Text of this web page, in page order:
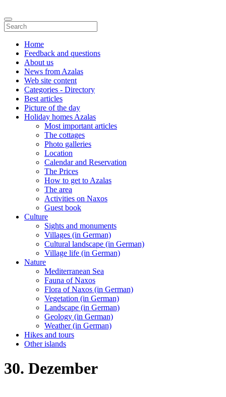
Home
Feedback and questions
About us
News from Azalas
Web site content
Categories - Directory
Best articles
Picture of the day
Holiday homes Azalas
Most important articles
The cottages
Photo galleries
Location
Calendar and Reservation
The Prices
How to get to Azalas
The area
Activities on Naxos
Guest book
Culture
Sights and monuments
Villages (in German)
Cultural landscape (in German)
Village life (in German)
Nature
Mediterranean Sea
Fauna of Naxos
Flora of Naxos (in German)
Vegetation (in German)
Landscape (in German)
Geology (in German)
Weather (in German)
Hikes and tours
Other islands
30. Dezember